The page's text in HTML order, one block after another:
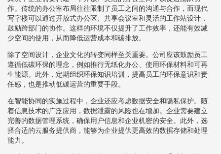
作。传统的办公室布局往往限制了员工之间的沟通与合作，而现代
写字楼可以通过开放式办公区、共享会议室和灵活的工作站设计，
鼓励跨部门的协作。这样的环境不仅提升了工作效率，还能有效减
少空间的使用，从而降低运营成本和碳排放。
除了空间设计，企业文化的转变同样至关重要。公司应该鼓励员工
遵循低碳环保的理念，例如推行无纸化办公、使用环保材料和可再
生能源。此外，定期组织环保知识培训，提高员工的环保意识和责
任感，也是推动低碳运营的重要手段。
在智能协同的实施过程中，企业还应考虑数据安全和隐私保护。随
着信息技术的广泛应用，数据泄露的风险也在增加。企业需要建立
完善的数据管理系统，确保用户信息和企业机密的安全。此外，选
择合适的云服务提供商，能够为企业提供更高效的数据存储和处理
能力。